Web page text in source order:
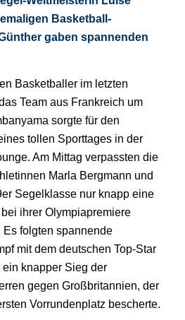
Basketball-
gaben spannenden
Basketballer im letzten
Team aus Frankreich um
sorgte für den
tollen Sporttages in der
Am Mittag verpassten die
Marla Bergmann und
Segelklasse nur knapp eine
ihrer Olympiapremiere
folgten spannende
mit dem deutschen Top-Star
knapper Sieg der
gegen Großbritannien, der
Vorrundenplatz bescherte.